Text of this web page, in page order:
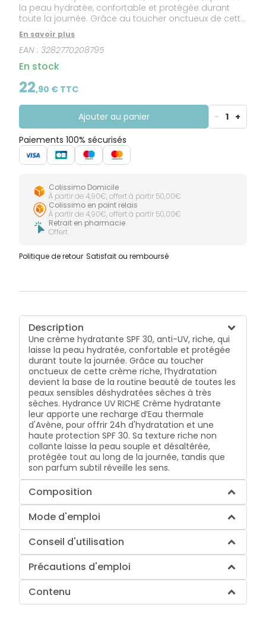
la peau hydratée, confortable et protégée durant
toute la journée. Grâce au toucher onctueux de cette
crème riche, l’hydratation devient la base de la
routine beauté de toutes les peaux sensibles
déshydratées sèches à très sèches. Hydrance UV
RICHE Crème hydratante leur apporte une recharge
d’Eau thermale d'Avène, pour offrir 24h d'hydratation
et une haute protection SPF 30. Sa texture riche non
collante laisse la peau souple et désaltérée,
protégée tout au long de la journée, tandis que son
parfum subtil réveille les sens.
En savoir plus
EAN :3282770208795
En stock
22,90 € TTC
Ajouter au panier - 1 +
Paiements 100% sécurisés
Colissimo Domicile
À partir de 4,90€, offert à partir 50,00€
Colissimo en point relais
À partir de 4,90€, offert à partir 50,00€
Retrait en pharmacie
Offert
Politique de retour Satisfait ou remboursé
Description
Une crème hydratante SPF 30, anti-UV, riche, qui
laisse la peau hydratée, confortable et protégée
durant toute la journée. Grâce au toucher
onctueux de cette crème riche, l’hydratation
devient la base de la routine beauté de toutes les
peaux sensibles déshydratées sèches à très
sèches. Hydrance UV RICHE Crème hydratante
leur apporte une recharge d’Eau thermale
d'Avène, pour offrir 24h d'hydratation et une
haute protection SPF 30. Sa texture riche non
collante laisse la peau souple et désaltérée,
protégée tout au long de la journée, tandis que
son parfum subtil réveille les sens.
Composition
Mode d'emploi
Conseil d'utilisation
Précautions d'emploi
Contenu